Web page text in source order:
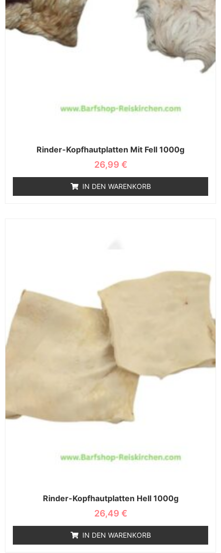
Rinder-Kopfhautplatten Mit Fell 1000g
26,99 €
IN DEN WARENKORB
Rinder-Kopfhautplatten Hell 1000g
26,49 €
IN DEN WARENKORB